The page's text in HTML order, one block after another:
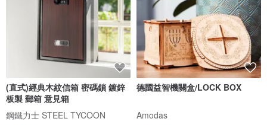
(直式)經典木紋信箱 密碼鎖 鍍鋅
板製 郵箱 意見箱
鋼鐵力士 STEEL TYCOON
德國益智機關盒/LOCK BOX
Amodas